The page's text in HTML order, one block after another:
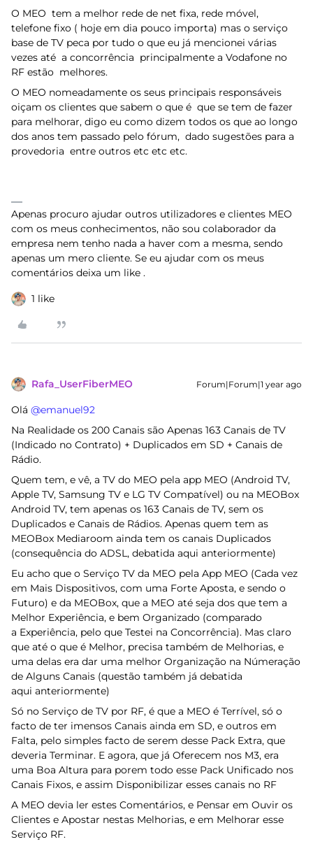
O MEO tem a melhor rede de net fixa, rede móvel,
telefone fixo ( hoje em dia pouco importa) mas o serviço
base de TV peca por tudo o que eu já mencionei várias
vezes até a concorrência principalmente a Vodafone no
RF estão melhores.
O MEO nomeadamente os seus principais responsáveis
oiçam os clientes que sabem o que é que se tem de fazer
para melhorar, digo eu como dizem todos os que ao longo
dos anos tem passado pelo fórum, dado sugestões para a
provedoria entre outros etc etc etc.
Apenas procuro ajudar outros utilizadores e clientes MEO
com os meus conhecimentos, não sou colaborador da
empresa nem tenho nada a haver com a mesma, sendo
apenas um mero cliente. Se eu ajudar com os meus
comentários deixa um like .
1 like
Rafa_UserFiberMEO Forum|Forum|1 year ago
Olá ​ @emanuel92
Na Realidade os 200 Canais são Apenas 163 Canais de TV
(Indicado no Contrato) + Duplicados em SD + Canais de
Rádio.
Quem tem, e vê, a TV do MEO pela app MEO (Android TV,
Apple TV, Samsung TV e LG TV Compatível) ou na MEOBox
Android TV, tem apenas os 163 Canais de TV, sem os
Duplicados e Canais de Rádios. Apenas quem tem as
MEOBox Mediaroom ainda tem os canais Duplicados
(consequência do ADSL, debatida aqui anteriormente)
Eu acho que o Serviço TV da MEO pela App MEO (Cada vez
em Mais Dispositivos, com uma Forte Aposta, e sendo o
Futuro) e da MEOBox, que a MEO até seja dos que tem a
Melhor Experiência, e bem Organizado (comparado
a Experiência, pelo que Testei na Concorrência). Mas claro
que até o que é Melhor, precisa também de Melhorias, e
uma delas era dar uma melhor Organização na Númeração
de Alguns Canais (questão também já debatida
aqui anteriormente)
Só no Serviço de TV por RF, é que a MEO é Terrível, só o
facto de ter imensos Canais ainda em SD, e outros em
Falta, pelo simples facto de serem desse Pack Extra, que
deveria Terminar. E agora, que já Oferecem nos M3, era
uma Boa Altura para porem todo esse Pack Unificado nos
Canais Fixos, e assim Disponibilizar esses canais no RF
A MEO devia ler estes Comentários, e Pensar em Ouvir os
Clientes e Apostar nestas Melhorias, e em Melhorar esse
Serviço RF.